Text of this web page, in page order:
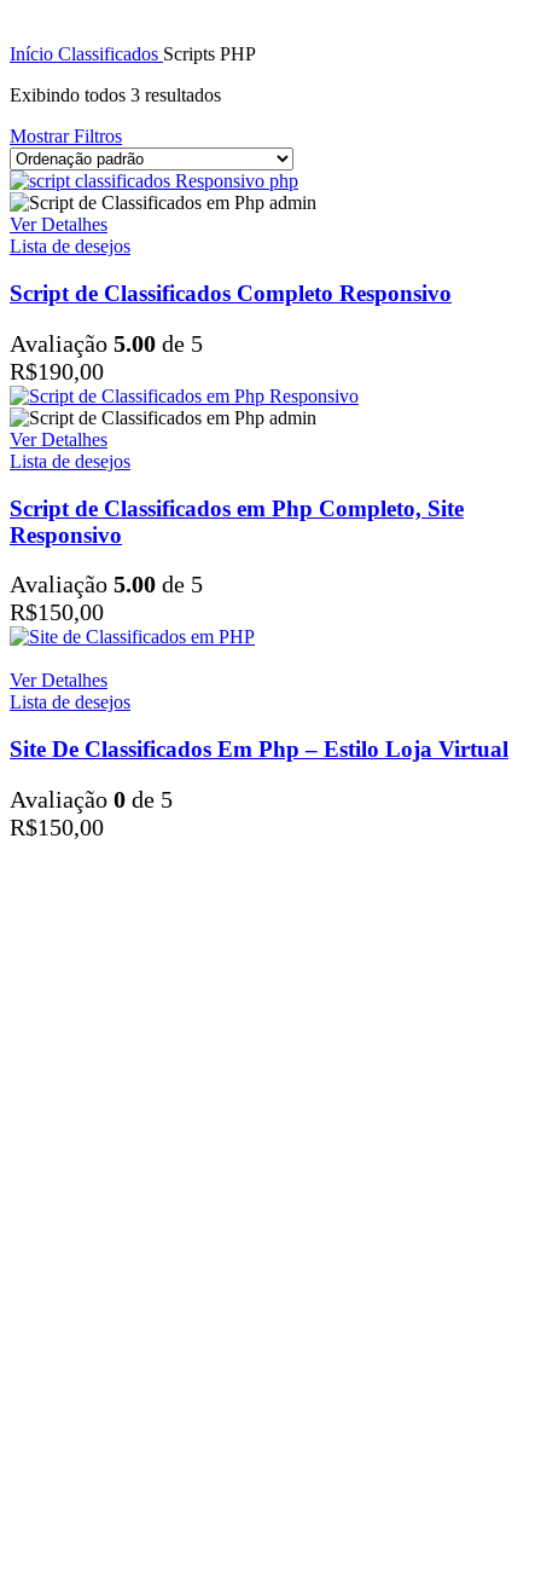
Início Classificados Scripts PHP
Exibindo todos 3 resultados
Mostrar Filtros
Ver Detalhes
Lista de desejos
Script de Classificados Completo Responsivo
Avaliação 5.00 de 5
R$190,00
Ver Detalhes
Lista de desejos
Script de Classificados em Php Completo, Site
Responsivo
Avaliação 5.00 de 5
R$150,00
Ver Detalhes
Lista de desejos
Site De Classificados Em Php – Estilo Loja Virtual
Avaliação 0 de 5
R$150,00